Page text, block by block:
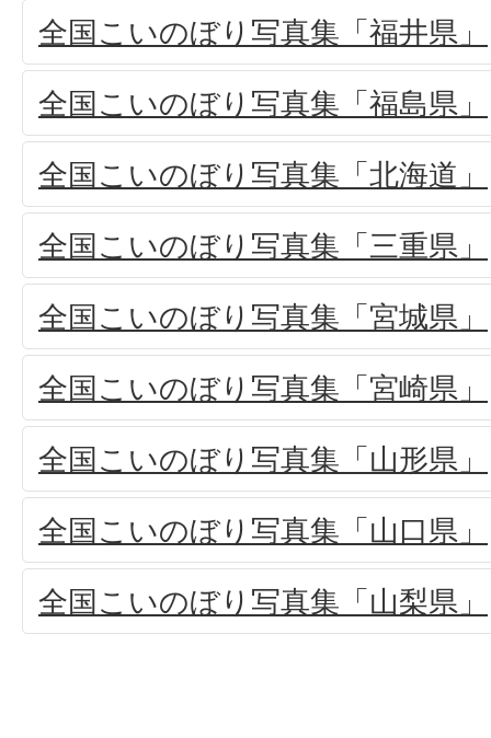
全国こいのぼり写真集「福井県」
全国こいのぼり写真集「福島県」
全国こいのぼり写真集「北海道」
全国こいのぼり写真集「三重県」
全国こいのぼり写真集「宮城県」
全国こいのぼり写真集「宮崎県」
全国こいのぼり写真集「山形県」
全国こいのぼり写真集「山口県」
全国こいのぼり写真集「山梨県」